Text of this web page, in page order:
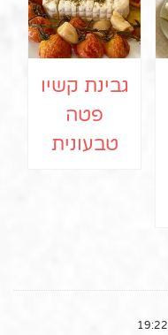
גבינת קשיו
פטה
טבעונית